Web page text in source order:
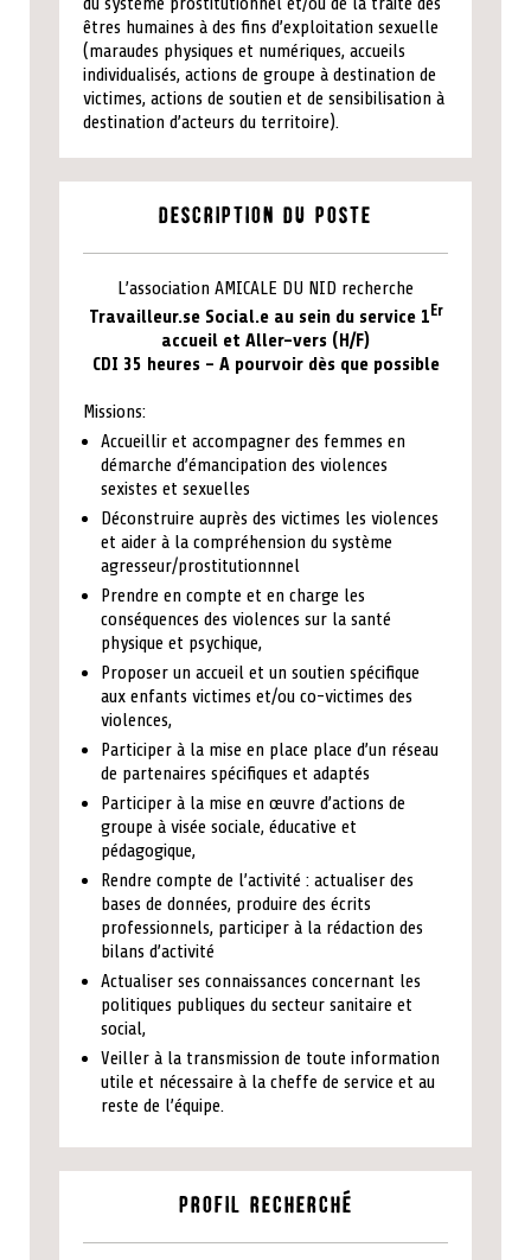
êtres humaines à des fins d’exploitation sexuelle
(maraudes physiques et numériques, accueils
individualisés, actions de groupe à destination de
victimes, actions de soutien et de sensibilisation à
destination d’acteurs du territoire).
Description du poste
L’association AMICALE DU NID recherche
Travailleur.se Social.e au sein du service 1 Er
accueil et Aller-vers (H/F)
CDI 35 heures – A pourvoir dès que possible
Missions:
Accueillir et accompagner des femmes en
démarche d’émancipation des violences
sexistes et sexuelles
Déconstruire auprès des victimes les violences
et aider à la compréhension du système
agresseur/prostitutionnnel
Prendre en compte et en charge les
conséquences des violences sur la santé
physique et psychique,
Proposer un accueil et un soutien spécifique
aux enfants victimes et/ou co-victimes des
violences,
Participer à la mise en place place d’un réseau
de partenaires spécifiques et adaptés
Participer à la mise en œuvre d’actions de
groupe à visée sociale, éducative et
pédagogique,
Rendre compte de l’activité : actualiser des
bases de données, produire des écrits
professionnels, participer à la rédaction des
bilans d’activité
Actualiser ses connaissances concernant les
politiques publiques du secteur sanitaire et
social,
Veiller à la transmission de toute information
utile et nécessaire à la cheffe de service et au
reste de l’équipe.
Profil recherché